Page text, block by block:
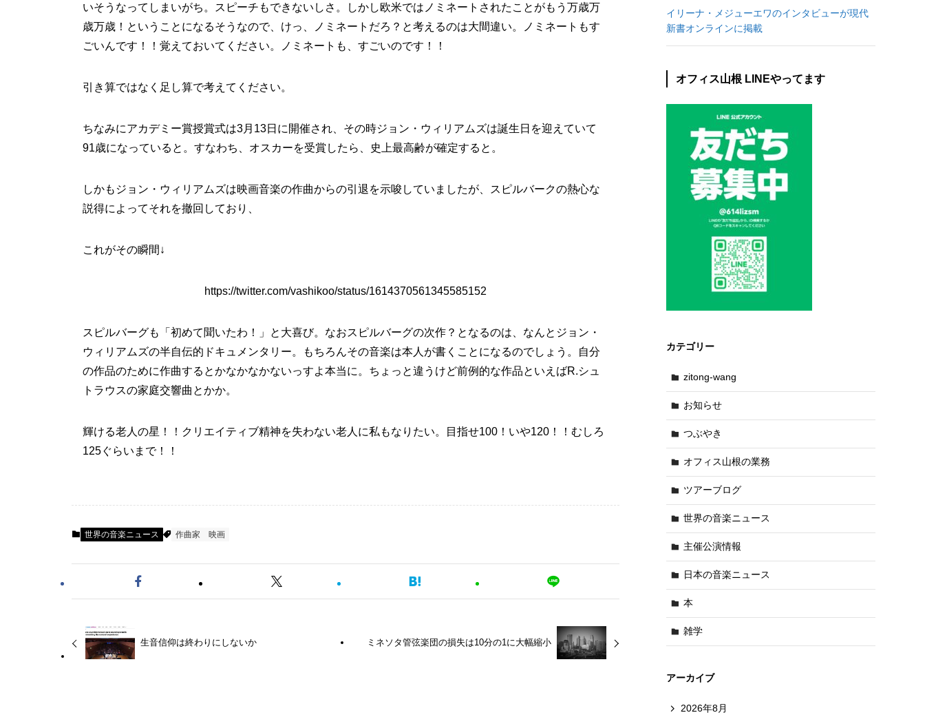
いそうなってしまいがち。スピーチもできないしさ。しかし欧米ではノミネートされたことがもう万歳万
歳万歳！ということになるそうなので、けっ、ノミネートだろ？と考えるのは大間違い。ノミネートもす
ごいんです！！覚えておいてください。ノミネートも、すごいのです！！
引き算ではなく足し算で考えてください。
ちなみにアカデミー賞授賞式は3月13日に開催され、その時ジョン・ウィリアムズは誕生日を迎えていて
91歳になっていると。すなわち、オスカーを受賞したら、史上最高齢が確定すると。
しかもジョン・ウィリアムズは映画音楽の作曲からの引退を示唆していましたが、スピルバークの熱心な
説得によってそれを撤回しており、
これがその瞬間↓
https://twitter.com/vashikoo/status/1614370561345585152
スピルバーグも「初めて聞いたわ！」と大喜び。なおスピルバーグの次作？となるのは、なんとジョン・
ウィリアムズの半自伝的ドキュメンタリー。もちろんその音楽は本人が書くことになるのでしょう。自分
の作品のために作曲するとかなかなかないっすよ本当に。ちょっと違うけど前例的な作品といえばR.シュ
トラウスの家庭交響曲とかか。
輝ける老人の星！！クリエイティブ精神を失わない老人に私もなりたい。目指せ100！いや120！！むしろ
125ぐらいまで！！
世界の音楽ニュース 作曲家 映画
生音信仰は終わりにしないか ミネソタ管弦楽団の損失は10分の1に大幅縮小
イリーナ・メジューエワのインタビューが現代
新書オンラインに掲載
オフィス山根 LINEやってます
カテゴリー
zitong-wang
お知らせ
つぶやき
オフィス山根の業務
ツアーブログ
世界の音楽ニュース
主催公演情報
日本の音楽ニュース
本
雑学
アーカイブ
2026年8月